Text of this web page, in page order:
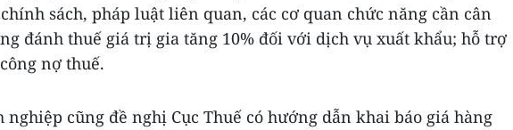
sách, pháp luật liên quan, các cơ quan chức năng cần cân
đánh thuế giá trị gia tăng 10% đối với dịch vụ xuất khẩu; hỗ trợ
nợ thuế.
nghiệp cũng đề nghị Cục Thuế có hướng dẫn khai báo giá hàng